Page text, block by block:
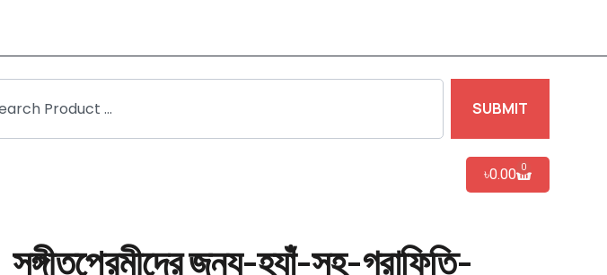
SUBMIT
৳0.00 0
সঙ্গীতপ্রেমীদের জন্য-হ্যাঁ-সহ-গ্রাফিতি-